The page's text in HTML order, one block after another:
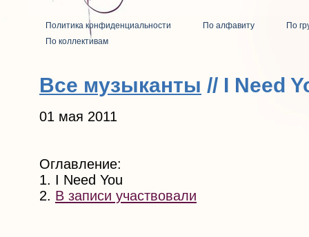
Политика конфиденциальности По алфавиту
По
По коллективам
Все музыканты // I Need
01 мая 2011
Оглавление:
1. I Need You
2. В записи участвовали